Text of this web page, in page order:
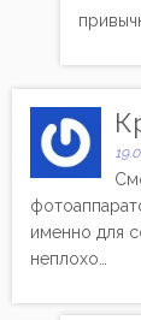
именно для
неплохо…